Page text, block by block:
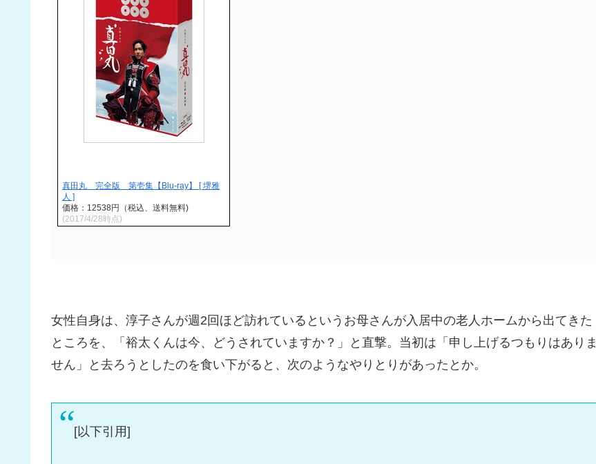
真田丸 完全版 第壱集【Blu-ray】 [ 堺雅
人 ]
価格：12538円（税込、送料無料)
(2017/4/28時点)
女性自身は、淳子さんが週2回ほど訪れているというお母さんが入居中の老人ホームから出てきた
ところを、「裕太くんは今、どうされていますか？」と直撃。当初は「申し上げるつもりはありま
せん」と去ろうとしたのを食い下がると、次のようなやりとりがあったとか。
[以下引用]